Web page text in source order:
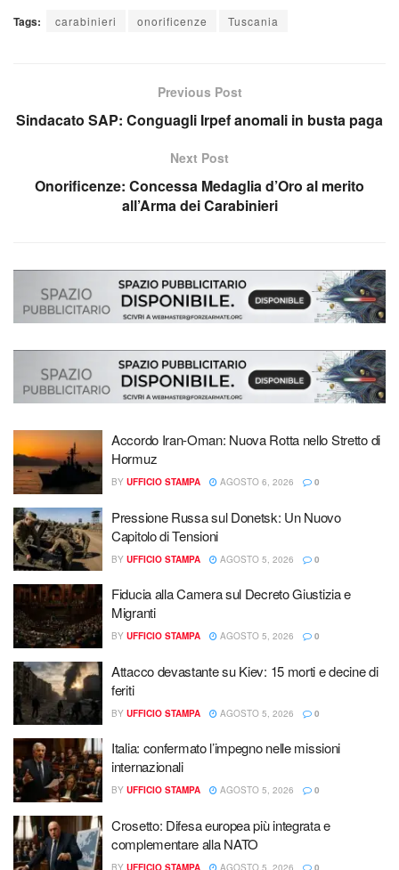
Tags: carabinieri onorificenze Tuscania
Previous Post
Sindacato SAP: Conguagli Irpef anomali in busta paga
Next Post
Onorificenze: Concessa Medaglia d’Oro al merito
all’Arma dei Carabinieri
Accordo Iran-Oman: Nuova Rotta nello Stretto di
Hormuz
BY UFFICIO STAMPA AGOSTO 6, 2026 0
Pressione Russa sul Donetsk: Un Nuovo
Capitolo di Tensioni
BY UFFICIO STAMPA AGOSTO 5, 2026 0
Fiducia alla Camera sul Decreto Giustizia e
Migranti
BY UFFICIO STAMPA AGOSTO 5, 2026 0
Attacco devastante su Kiev: 15 morti e decine di
feriti
BY UFFICIO STAMPA AGOSTO 5, 2026 0
Italia: confermato l’impegno nelle missioni
internazionali
BY UFFICIO STAMPA AGOSTO 5, 2026 0
Crosetto: Difesa europea più integrata e
complementare alla NATO
BY UFFICIO STAMPA AGOSTO 5, 2026 0